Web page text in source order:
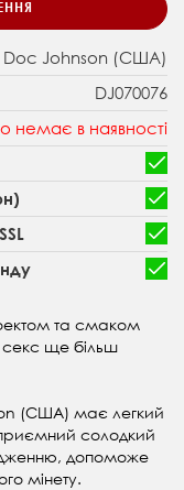
Doc Johnson (США)
DJ070076
немає в наявності
та смаком
секс ще більш
(CША) має легкий
солодкий
допоможе
мінету.